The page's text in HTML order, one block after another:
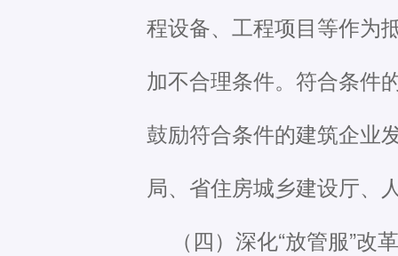
程设备、工程项目等作为
加不合理条件。符合条件
鼓励符合条件的建筑企业
局、省住房城乡建设厅、
（四）深化“放管服”